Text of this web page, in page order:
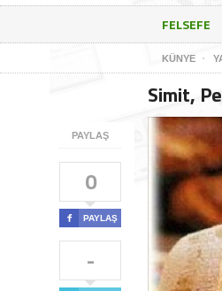
FELSEFE
KÜNYE
PAYLAŞ
0
 PAYLAŞ
-
Simit,